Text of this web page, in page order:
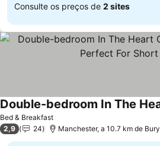
Consulte os preços de 2 sites
Bed & Breakfast
2,9 24 Manchester, a 10.7 km de Bury